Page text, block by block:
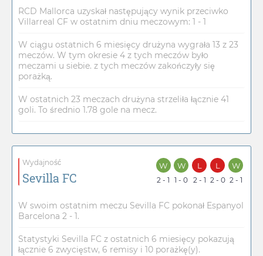
RCD Mallorca uzyskał następujący wynik przeciwko
Villarreal CF w ostatnim dniu meczowym: 1 - 1
W ciągu ostatnich 6 miesięcy drużyna wygrała 13 z 23
meczów. W tym okresie 4 z tych meczów było
meczami u siebie. z tych meczów zakończyły się
porażką.
W ostatnich 23 meczach drużyna strzeliła łącznie 41
goli. To średnio 1.78 gole na mecz.
Wydajność
Sevilla FC
W
2 - 1
W
1 - 0
L
2 - 1
L
2 - 0
W
2 - 1
W swoim ostatnim meczu Sevilla FC pokonał Espanyol
Barcelona 2 - 1.
Statystyki Sevilla FC z ostatnich 6 miesięcy pokazują
łącznie 6 zwycięstw, 6 remisy i 10 porażkę(y).